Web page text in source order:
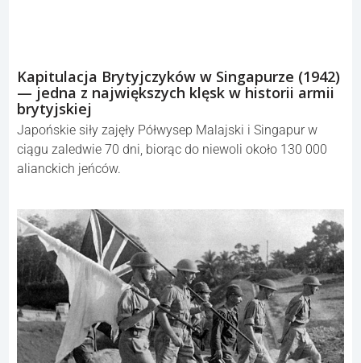
Kapitulacja Brytyjczyków w Singapurze (1942)
— jedna z największych klęsk w historii armii
brytyjskiej
Japońskie siły zajęły Półwysep Malajski i Singapur w
ciągu zaledwie 70 dni, biorąc do niewoli około 130 000
alianckich jeńców.